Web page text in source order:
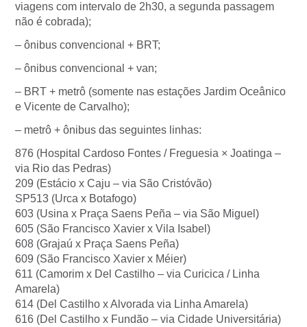
viagens com intervalo de 2h30, a segunda passagem
não é cobrada);
– ônibus convencional + BRT;
– ônibus convencional + van;
– BRT + metrô (somente nas estações Jardim Oceânico
e Vicente de Carvalho);
– metrô + ônibus das seguintes linhas:
876 (Hospital Cardoso Fontes / Freguesia × Joatinga –
via Rio das Pedras)
209 (Estácio x Caju – via São Cristóvão)
SP513 (Urca x Botafogo)
603 (Usina x Praça Saens Peña – via São Miguel)
605 (São Francisco Xavier x Vila Isabel)
608 (Grajaú x Praça Saens Peña)
609 (São Francisco Xavier x Méier)
611 (Camorim x Del Castilho – via Curicica / Linha
Amarela)
614 (Del Castilho x Alvorada via Linha Amarela)
616 (Del Castilho x Fundão – via Cidade Universitária)